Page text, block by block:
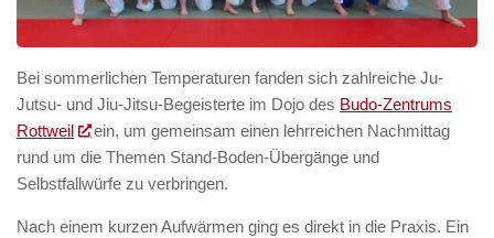
Bei sommerlichen Temperaturen fanden sich zahlreiche Ju-
Jutsu- und Jiu-Jitsu-Begeisterte im Dojo des Budo-Zentrums
Rottweil
ein, um gemeinsam einen lehrreichen Nachmittag
rund um die Themen Stand-Boden-Übergänge und
Selbstfallwürfe zu verbringen.
Nach einem kurzen Aufwärmen ging es direkt in die Praxis. Ein